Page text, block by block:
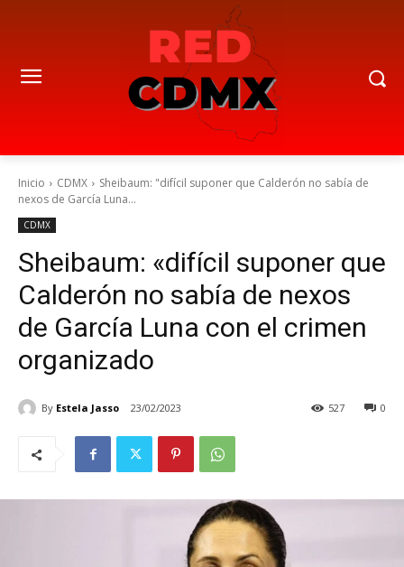
Inicio CDMX
Sheibaum: "difícil suponer que Calderón no sabía de
nexos de García Luna...
CDMX
Sheibaum: «difícil suponer que
Calderón no sabía de nexos
de García Luna con el crimen
organizado
By Estela Jasso 23/02/2023 0
527